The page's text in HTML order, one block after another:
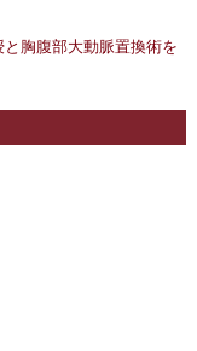
ただく場合
カー
と胸腹部大動脈置換術を